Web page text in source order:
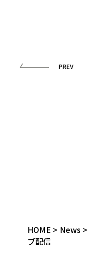
PREV
HOME > News >
ブ配信